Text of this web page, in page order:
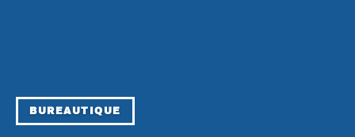
BUREAUTIQUE